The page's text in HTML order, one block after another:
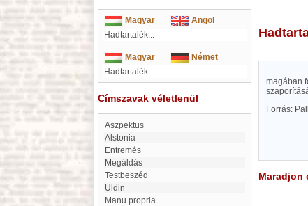
Magyar
Angol
Hadtartalék...
----
Magyar
Német
Hadtartalék...
----
Címszavak véletlenül
aszpektus
Alstonia
entremés
Megáldás
Testbeszéd
Uldin
Manu propria
magában
Forrás:
Maradjon